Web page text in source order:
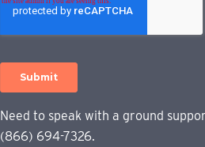
Need to speak with a ground
(866) 694-7326.